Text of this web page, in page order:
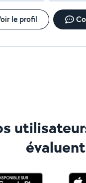
le profil
évaluent